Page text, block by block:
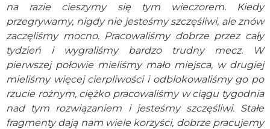
na razie cieszymy się tym wieczorem. Kiedy
przegrywamy, nigdy nie jesteśmy szczęśliwi, ale znów
zaczęliśmy mocno. Pracowaliśmy dobrze przez cały
tydzień i wygraliśmy bardzo trudny mecz. W
pierwszej połowie mieliśmy mało miejsca, w drugiej
mieliśmy więcej cierpliwości i odblokowaliśmy go po
rzucie rożnym, ciężko pracowaliśmy w ciągu tygodnia
nad tym rozwiązaniem i jesteśmy szczęśliwi. Stałe
fragmenty dają nam wiele korzyści, dobrze pracujemy